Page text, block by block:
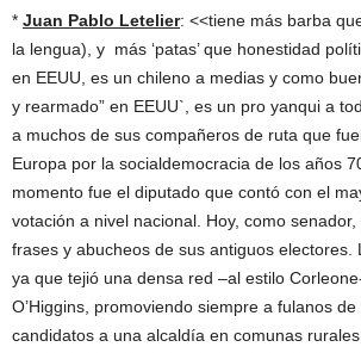
* Juan Pablo Letelier: <<tiene más barba
la lengua), y más ‘patas’ que honestidad
en EEUU, es un chileno a medias y como
y rearmado” en EEUU`, es un pro yanqui a
a muchos de sus compañeros de ruta que
Europa por la socialdemocracia de los años
momento fue el diputado que contó con el
votación a nivel nacional. Hoy, como
frases y abucheos de sus antiguos electores.
ya que tejió una densa red –al estilo
O’Higgins, promoviendo siempre a fulanos
candidatos a una alcaldía en comunas